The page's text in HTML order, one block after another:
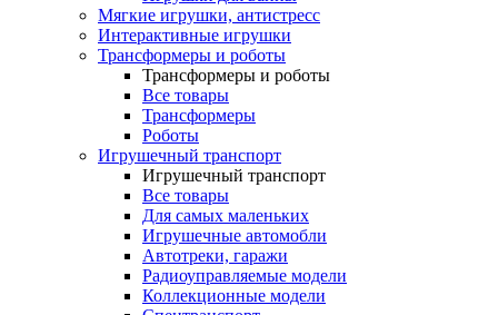
Мягкие игрушки, антистресс
Интерактивные игрушки
Трансформеры и роботы
Трансформеры и роботы
Все товары
Трансформеры
Роботы
Игрушечный транспорт
Игрушечный транспорт
Все товары
Для самых маленьких
Игрушечные автомобли
Автотреки, гаражи
Радиоуправляемые модели
Коллекционные модели